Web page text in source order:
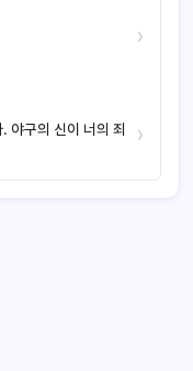
›
야구의 신이 너의 죄
›